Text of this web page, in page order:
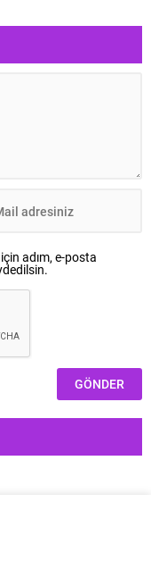
adım, e-posta